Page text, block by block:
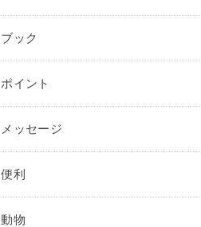
ブック
ポイント
メッセージ
便利
動物